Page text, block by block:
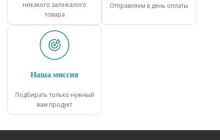
никакого залежалого
товара
Отправляем в день оплаты
Наша миссия
Подбирать только нужный
вам продукт